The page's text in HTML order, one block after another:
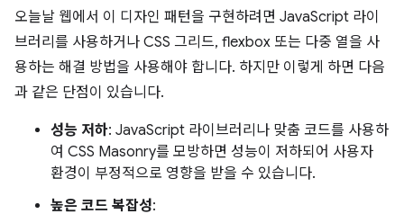
오늘날 웹에서 이 디자인 패턴을 구현하려면 JavaScript 라이
브러리를 사용하거나 CSS 그리드, flexbox 또는 다중 열을 사
용하는 해결 방법을 사용해야 합니다. 하지만 이렇게 하면 다음
과 같은 단점이 있습니다.
성능 저하: JavaScript 라이브러리나 맞춤 코드를 사용하
여 CSS Masonry를 모방하면 성능이 저하되어 사용자
환경이 부정적으로 영향을 받을 수 있습니다.
높은 코드 복잡성: